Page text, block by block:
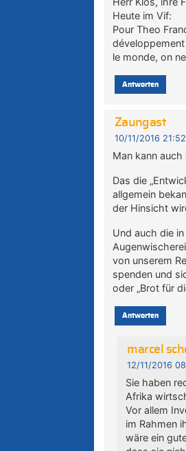
Heute im Vif:
Pour Theo
le monde, on
Antworten
Zaungast
10/11/2016 21:52
Man kann
Das die
allgemein
der Hinsicht
Und auch die
von unserem
spenden und
oder „Brot für
Antworten
marcel
12/11/2016
Sie haben
Afrika
Vor allem
im Rahmen
wäre ein